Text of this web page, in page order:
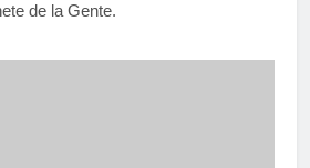
de la Gente.